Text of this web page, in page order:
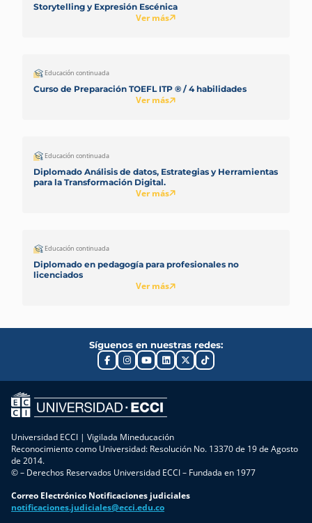
Storytelling y Expresión Escénica
Ver más
Educación continuada
Curso de Preparación TOEFL ITP ® / 4 habilidades
Ver más
Educación continuada
Diplomado Análisis de datos, Estrategias y Herramientas
para la Transformación Digital.
Ver más
Educación continuada
Diplomado en pedagogía para profesionales no
licenciados
Ver más
Síguenos en nuestras redes:
Universidad ECCI | Vigilada Mineducación
Reconocimiento como Universidad: Resolución No. 13370 de 19 de Agosto
de 2014.
© – Derechos Reservados Universidad ECCI – Fundada en 1977
Correo Electrónico Notificaciones judiciales
notificaciones.judiciales@ecci.edu.co